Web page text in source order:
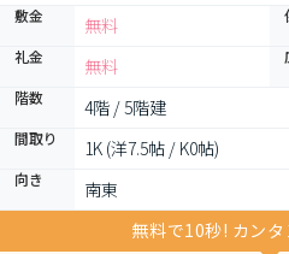
敷金 無料
礼金 無料
階数 4階 / 5階建
間取り 1K (洋7.5帖 / K0帖)
向き
南東
無料で10秒! カン